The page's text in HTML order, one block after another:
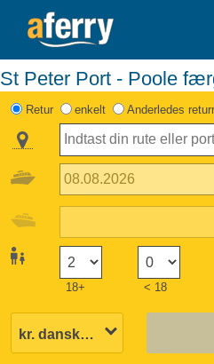
St Peter Port - Poole
Retur enkelt Anderledes
18+ < 18